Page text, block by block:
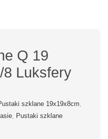
Q 19
8 Luksfery
szklane 19x19x8cm
Pustaki szklane